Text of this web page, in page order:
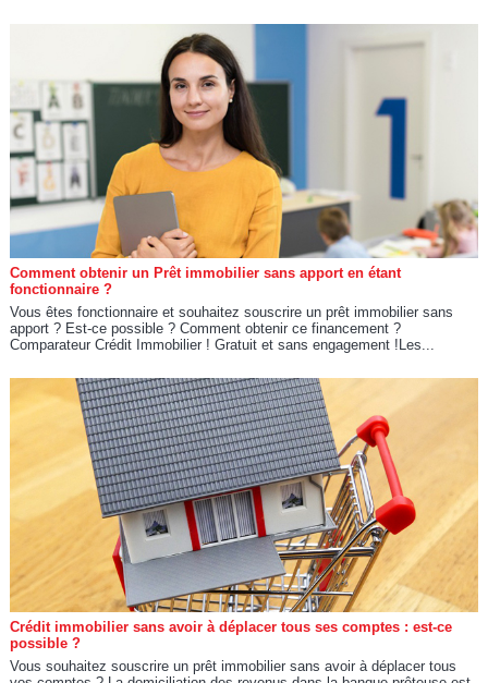
Comment obtenir un Prêt immobilier sans apport en étant
fonctionnaire ?
Vous êtes fonctionnaire et souhaitez souscrire un prêt immobilier sans
apport ? Est-ce possible ? Comment obtenir ce financement ?
Comparateur Crédit Immobilier ! Gratuit et sans engagement !Les...
Crédit immobilier sans avoir à déplacer tous ses comptes : est-ce
possible ?
Vous souhaitez souscrire un prêt immobilier sans avoir à déplacer tous